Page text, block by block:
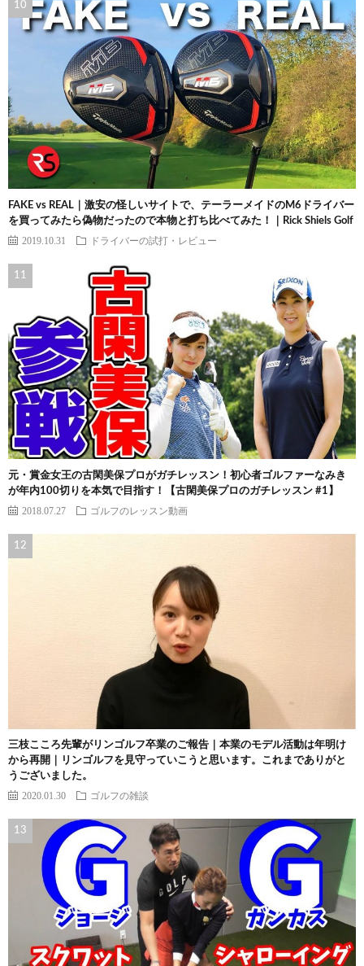
FAKE vs REAL｜激安の怪しいサイトで、テーラーメイドのM6ドライバー
を買ってみたら偽物だったので本物と打ち比べてみた！｜Rick Shiels Golf
2019.10.31 ドライバーの試打・レビュー
元・賞金女王の古閑美保プロがガチレッスン！初心者ゴルファーなみき
が年内100切りを本気で目指す！【古閑美保プロのガチレッスン #1】
2018.07.27 ゴルフのレッスン動画
三枝こころ先輩がリンゴルフ卒業のご報告｜本業のモデル活動は年明け
から再開｜リンゴルフを見守っていこうと思います。これまでありがと
うございました。
2020.01.30 ゴルフの雑談